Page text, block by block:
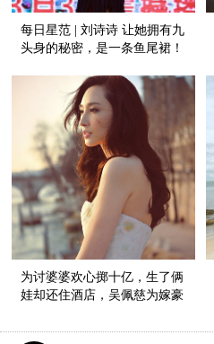
每日星范 | 刘诗诗 让她拥有九
头身的秘密，是一条鱼尾裙！
为讨婆婆欢心掷十亿，生了俩
娃却还住酒店，吴佩慈为嫁豪